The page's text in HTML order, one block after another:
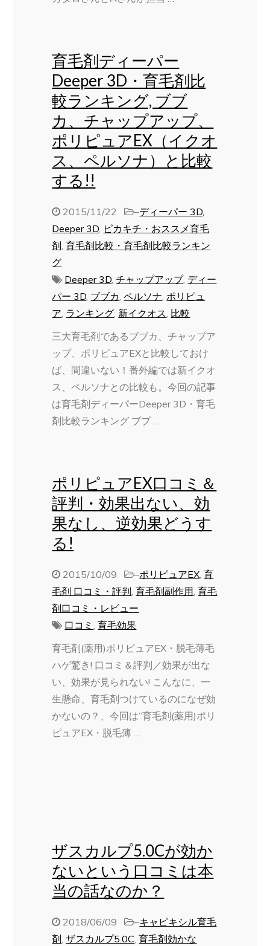
育毛剤ディーパー
Deeper 3D・育毛剤比
較ランキング, ブブ
カ、チャップアップ、
ポリピュアEX（イクオ
ス、ペルソナ）と比較
する!!
2015/11/22 –ディーパー 3D,
Deeper 3D, ピカキチ・おススメ育毛
剤,育毛剤比較・育毛剤比較ランキン
グ
Deeper 3D,チャップアップ, ディー
パー 3D, ブブカ,ペルソナ,ポリピュ
ア, ランキング, 新イクオス, 比較
三大育毛剤であるブブカ、チャップア
ップ、ポリピュアEXと比較しておけ
ば、間違いない！番外編では新イクオ
ス、ペルソナとの比較も。今回の記事
は育毛剤ディーパーDeeper 3D・育毛
剤比較ランキング ブブ …
ポリピュアEX口コミ＆
評判・効果出ない、効
果なし、逆効果どうす
る!
2015/10/09 –ポリピュアEX,育
毛剤 口コミ・評判,育毛剤副作用,育毛
剤口コミ・レビュー
口コミ,育毛効果
育毛剤(薬用)ポリピュアEX・脱毛薄毛
ハゲ驚き! 口コミ＆評判／効果が出な
い、効果が見られない! こんなに、一
生懸命、育毛剤つけているのになぜ効
かないの？、今回は”育毛剤(薬用)ポリ
ピュアEX・脱毛薄 …
ザスカルプ5.0Cが効か
ないという口コミは本
当の話なのか？
2018/06/09 –キャピキシル育毛
剤,ザスカルプ5.0C,育毛剤効かな